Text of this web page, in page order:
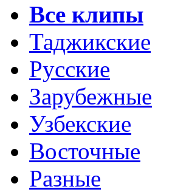
Все клипы
Таджикские
Русские
Зарубежные
Узбекские
Восточные
Разные